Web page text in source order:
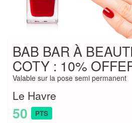
BAB BAR À
COTY : 10%
Valable sur la pose semi permanent
Le Havre
50 PTS